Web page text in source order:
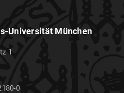
Universität München
1
0